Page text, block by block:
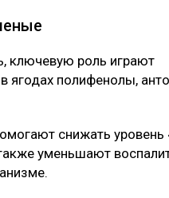
ключевую роль играют
ягодах полифенолы,
снижать уровень
уменьшают